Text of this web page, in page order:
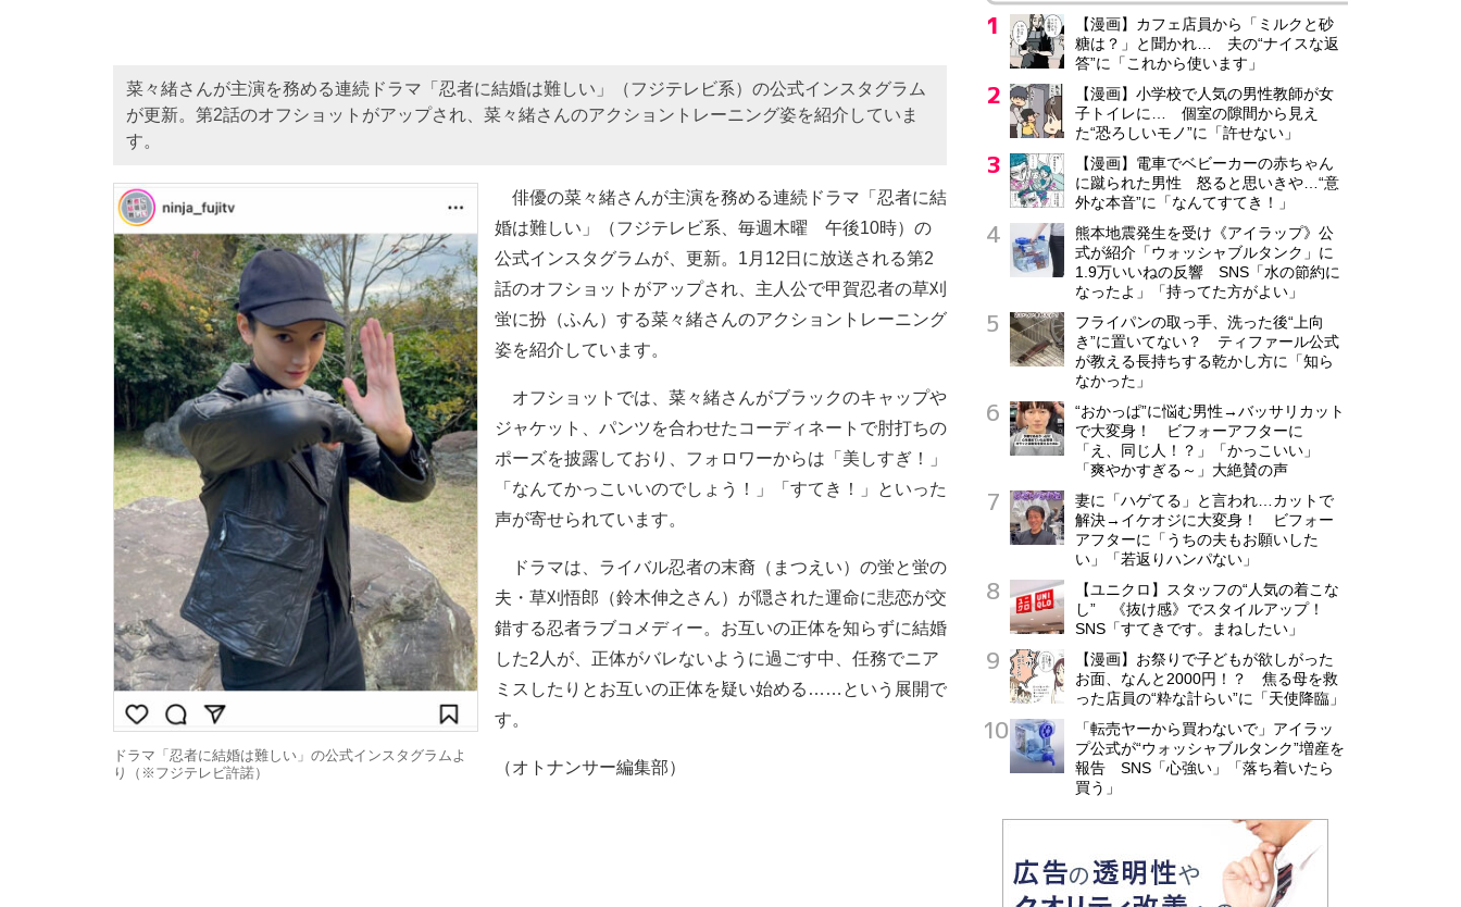
菜々緒さんが主演を務める連続ドラマ「忍者に結婚は難しい」（フジテレビ系）の公式インスタグラム
が更新。第2話のオフショットがアップされ、菜々緒さんのアクショントレーニング姿を紹介していま
す。
ドラマ「忍者に結婚は難しい」の公式インスタグラムよ
り（※フジテレビ許諾）
俳優の菜々緒さんが主演を務める連続ドラマ「忍者に結
婚は難しい」（フジテレビ系、毎週木曜 午後10時）の
公式インスタグラムが、更新。1月12日に放送される第2
話のオフショットがアップされ、主人公で甲賀忍者の草刈
蛍に扮（ふん）する菜々緒さんのアクショントレーニング
姿を紹介しています。
オフショットでは、菜々緒さんがブラックのキャップや
ジャケット、パンツを合わせたコーディネートで肘打ちの
ポーズを披露しており、フォロワーからは「美しすぎ！」
「なんてかっこいいのでしょう！」「すてき！」といった
声が寄せられています。
ドラマは、ライバル忍者の末裔（まつえい）の蛍と蛍の
夫・草刈悟郎（鈴木伸之さん）が隠された運命に悲恋が交
錯する忍者ラブコメディー。お互いの正体を知らずに結婚
した2人が、正体がバレないように過ごす中、任務でニア
ミスしたりとお互いの正体を疑い始める……という展開で
す。
（オトナンサー編集部）
【漫画】カフェ店員から「ミルクと砂
糖は？」と聞かれ… 夫の“ナイスな返
答”に「これから使います」
【漫画】小学校で人気の男性教師が女
子トイレに… 個室の隙間から見え
た“恐ろしいモノ”に「許せない」
【漫画】電車でベビーカーの赤ちゃん
に蹴られた男性 怒ると思いきや…“意
外な本音”に「なんてすてき！」
熊本地震発生を受け《アイラップ》公
式が紹介「ウォッシャブルタンク」に
1.9万いいねの反響 SNS「水の節約に
なったよ」「持ってた方がよい」
フライパンの取っ手、洗った後“上向
き”に置いてない？ ティファール公式
が教える長持ちする乾かし方に「知ら
なかった」
“おかっぱ”に悩む男性→バッサリカット
で大変身！ ビフォーアフターに
「え、同じ人！？」「かっこいい」
「爽やかすぎる～」大絶賛の声
妻に「ハゲてる」と言われ…カットで
解決→イケオジに大変身！ ビフォー
アフターに「うちの夫もお願いした
い」「若返りハンパない」
【ユニクロ】スタッフの“人気の着こな
し” 《抜け感》でスタイルアップ！
SNS「すてきです。まねしたい」
【漫画】お祭りで子どもが欲しがった
お面、なんと2000円！？ 焦る母を救
った店員の“粋な計らい”に「天使降臨」
「転売ヤーから買わないで」アイラッ
プ公式が“ウォッシャブルタンク”増産を
報告 SNS「心強い」「落ち着いたら
買う」